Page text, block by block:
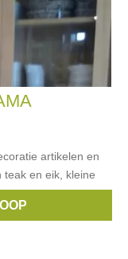
artikelen en
teak en eik, kleine
,